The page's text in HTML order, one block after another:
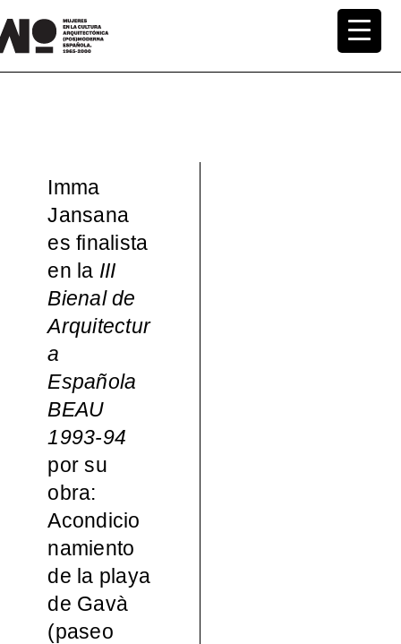
al
MuWo –
Imma
Jansana
es finalista
en la III
Bienal de
Arquitectur
a
Española
BEAU
1993-94
por su
obra:
Acondicio
namiento
de la playa
de Gavà
(paseo